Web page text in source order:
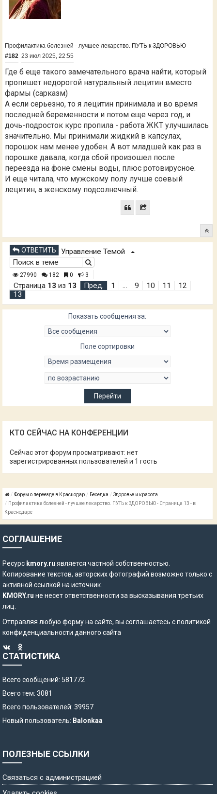
Профилактика болезней - лучшее лекарство. ПУТЬ к ЗДОРОВЬЮ
#182 23 июл 2025, 22:55
Где б еще такого замечательного врача найти, который
пропишет недорогой натуральный лецитин вместо
фармы (сарказм)
А если серьезно, то я лецитин принимала и во время
последней беременности и потом еще через год, и
дочь-подросток курс пропила - работа ЖКТ улучшилась
значительно. Мы принимали жидкий в капсулах,
порошок нам менее удобен. А вот младшей как раз в
порошке давала, когда сбой произошел после
переезда на фоне смены воды, плюс ротовирусное.
И еще читала, что мужскому полу лучше соевый
лецитин, а женскому подсолнечный.
ОТВЕТИТЬ Управление Темой
27990 182 0 3
Страница 13 из 13 Пред. 1 9 10 11
12
13
Показать сообщения за:
Поле сортировки
КТО СЕЙЧАС НА КОНФЕРЕНЦИИ
Сейчас этот форум просматривают: нет
зарегистрированных пользователей и 1 гость
Форум о переезде в Краснодар Беседка
Здоровье и красота
Профилактика болезней - лучшее лекарство. ПУТЬ к ЗДОРОВЬЮ - Страница 13 - в
Краснодаре
СОГЛАШЕНИЕ
Ресурс kmory.ru является частной собственностью.
Копирование текстов, авторских фотографий возможно только с
активной ссылкой на источник.
KMORY.ru не несет ответственности за высказывания третьих
лиц.
Отправляя любую форму на сайте, вы соглашаетесь сполитикой
конфиденциальности данного сайта
СТАТИСТИКА
Всего сообщений: 581772
Всего тем: 3081
Всего пользователей: 39957
Новый пользователь: Balonkaa
ПОЛЕЗНЫЕ ССЫЛКИ
Связаться с администрацией